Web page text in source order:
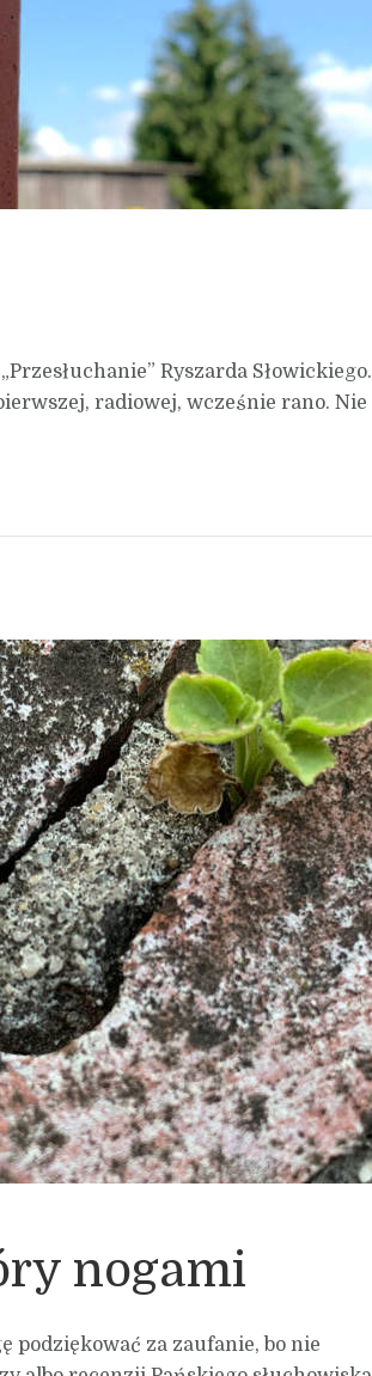
Ryszarda Słowickiego.
radiowej, wcześnie rano. Nie
nogami
podziękować za zaufanie, bo nie